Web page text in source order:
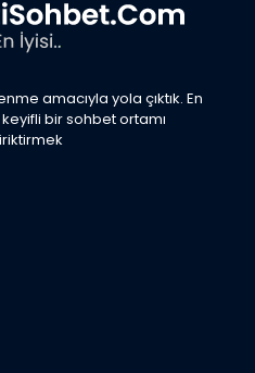
amacıyla yola çıktık. En
bir sohbet ortamı